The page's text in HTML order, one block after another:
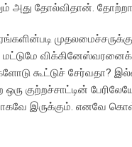
அது தோல்விதான்.
முதலமைச்சருக்கு
மட்டுமே
கூட்டுச் சேர்வதா?
ஒரு குற்றச்சாட்டின்
இருக்கும். எனவே